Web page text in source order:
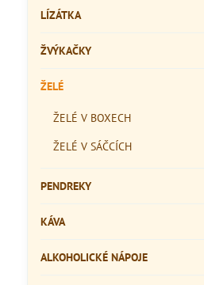
LÍZÁTKA
ŽVÝKAČKY
ŽELÉ
ŽELÉ V BOXECH
ŽELÉ V SÁČCÍCH
PENDREKY
KÁVA
ALKOHOLICKÉ NÁPOJE